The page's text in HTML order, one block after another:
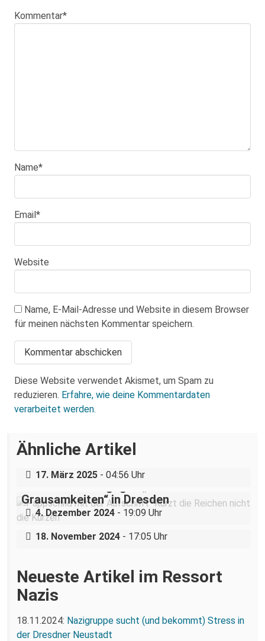
Kommentar*
Name*
Email*
Website
Name, E-Mail-Adresse und Website in diesem Browser
für meinen nächsten Kommentar speichern.
Diese Website verwendet Akismet, um Spam zu
reduzieren. Erfahre, wie deine Kommentardaten
verarbeitet werden.
Ähnliche Artikel
Holocaustgedenktag in Coswig bei
17. März 2025 - 04:56 Uhr
„Teilhabe ist nicht verhandelbar“–
Grausamkeiten“ in Dresden
4. Dezember 2024 - 19:09 Uhr
Nazigruppe sucht (und bekommt) Stress
in der Dresdner Neustadt
18. November 2024 - 17:05 Uhr
Neueste Artikel im Ressort
Nazis
18.11.2024: Nazigruppe sucht (und bekommt) Stress in
der Dresdner Neustadt